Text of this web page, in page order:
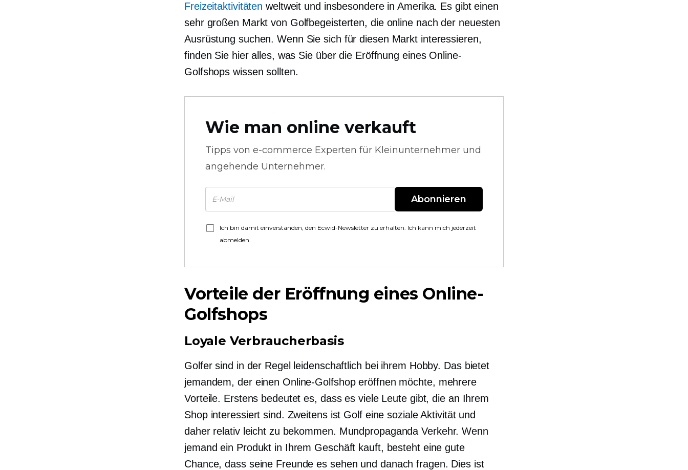
Freizeitaktivitäten weltweit und insbesondere in Amerika. Es gibt einen
sehr großen Markt von Golfbegeisterten, die online nach der neuesten
Ausrüstung suchen. Wenn Sie sich für diesen Markt interessieren,
finden Sie hier alles, was Sie über die Eröffnung eines Online-
Golfshops wissen sollten.
Wie man online verkauft
Tipps von e-commerce Experten für Kleinunternehmer und
angehende Unternehmer.
Abonnieren
Ich bin damit einverstanden, den Ecwid-Newsletter zu erhalten. Ich kann mich jederzeit
abmelden.
Vorteile der Eröffnung eines Online-
Golfshops
Loyale Verbraucherbasis
Golfer sind in der Regel leidenschaftlich bei ihrem Hobby. Das bietet
jemandem, der einen Online-Golfshop eröffnen möchte, mehrere
Vorteile. Erstens bedeutet es, dass es viele Leute gibt, die an Ihrem
Shop interessiert sind. Zweitens ist Golf eine soziale Aktivität und
daher relativ leicht zu bekommen. Mundpropaganda Verkehr. Wenn
jemand ein Produkt in Ihrem Geschäft kauft, besteht eine gute
Chance, dass seine Freunde es sehen und danach fragen. Dies ist